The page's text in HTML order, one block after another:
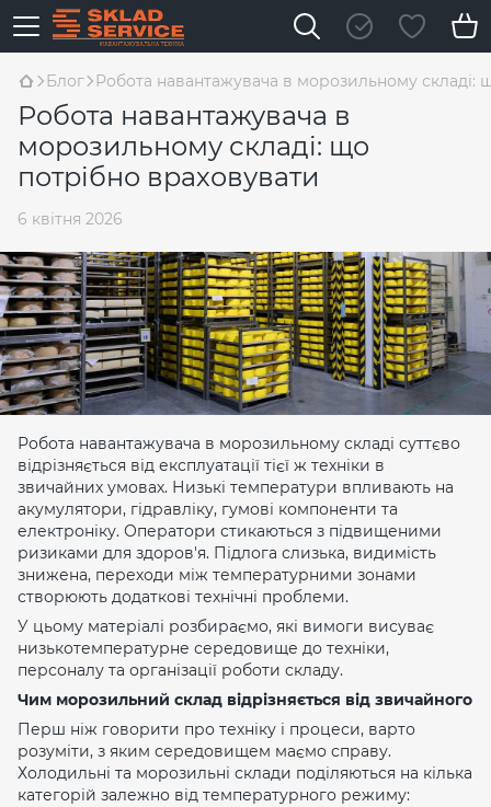
Блог Робота навантажувача в морозильному складі:
Робота навантажувача в
морозильному складі: що
потрібно враховувати
6 квітня 2026
Робота навантажувача в морозильному складі суттєво
відрізняється від експлуатації тієї ж техніки в
звичайних умовах. Низькі температури впливають на
акумулятори, гідравліку, гумові компоненти та
електроніку. Оператори стикаються з підвищеними
ризиками для здоров'я. Підлога слизька, видимість
знижена, переходи між температурними зонами
створюють додаткові технічні проблеми.
У цьому матеріалі розбираємо, які вимоги висуває
низькотемпературне середовище до техніки,
персоналу та організації роботи складу.
Чим морозильний склад відрізняється від звичайного
Перш ніж говорити про техніку і процеси, варто
розуміти, з яким середовищем маємо справу.
Холодильні та морозильні склади поділяються на кілька
категорій залежно від температурного режиму: